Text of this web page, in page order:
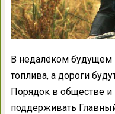
В недалёком будущем
топлива, а дороги
Порядок в обществе и
поддерживать